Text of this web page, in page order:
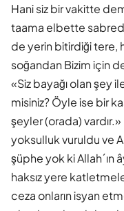
Hani siz bir vakitte
taama elbette
de yerin bitirdiği tere,
soğandan Bizim için
«Siz bayağı olan şey
misiniz? Öyle ise bir
şeyler (orada)
yoksulluk vuruldu ve
şüphe yok ki
haksız yere
ceza onların isyan